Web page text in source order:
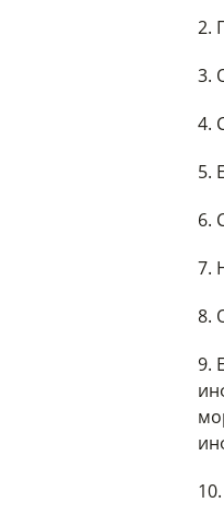
2.
3.
4.
5.
6.
7.
8.
9.